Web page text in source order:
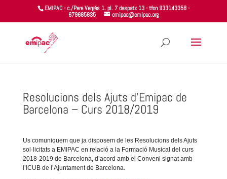
EMIPAC - c./Pere Vergés 1. pl. 7 despatx 13 - tfon 933143358 -
679685835
emipac@emipac.org
Resolucions dels Ajuts d’Emipac de
Barcelona – Curs 2018/2019
Us comuniquem que ja disposem de les Resolucions dels Ajuts
sol·licitats a EMIPAC en relació a la Formació Musical del curs
2018-2019 de Barcelona, d’acord amb el Conveni signat amb
l’ICUB de l’Ajuntament de Barcelona.